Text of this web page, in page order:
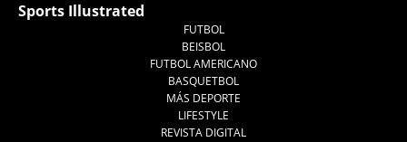
Sports Illustrated
FUTBOL
BEISBOL
FUTBOL AMERICANO
BASQUETBOL
MÁS DEPORTE
LIFESTYLE
REVISTA DIGITAL